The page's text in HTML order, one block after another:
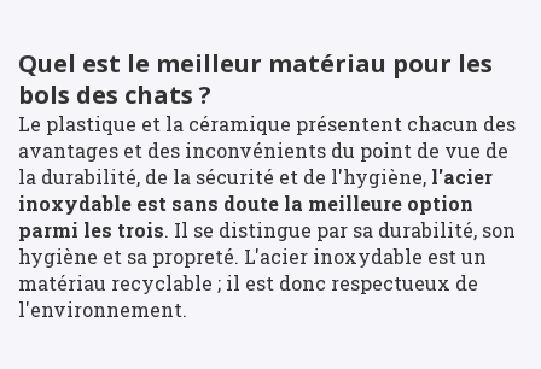
Quel est le meilleur matériau pour les
bols des chats ?
Le plastique et la céramique présentent chacun des
avantages et des inconvénients du point de vue de
la durabilité, de la sécurité et de l'hygiène, l'acier
inoxydable est sans doute la meilleure option
parmi les trois. Il se distingue par sa durabilité, son
hygiène et sa propreté. L'acier inoxydable est un
matériau recyclable ; il est donc respectueux de
l'environnement.